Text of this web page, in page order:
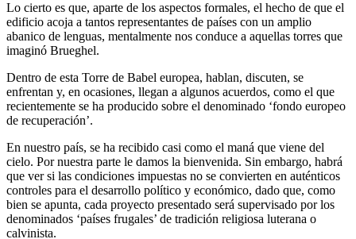
Lo cierto es que, aparte de los aspectos formales, el hecho de que el
edificio acoja a tantos representantes de países con un amplio
abanico de lenguas, mentalmente nos conduce a aquellas torres que
imaginó Brueghel.
Dentro de esta Torre de Babel europea, hablan, discuten, se
enfrentan y, en ocasiones, llegan a algunos acuerdos, como el que
recientemente se ha producido sobre el denominado ‘fondo europeo
de recuperación’.
En nuestro país, se ha recibido casi como el maná que viene del
cielo. Por nuestra parte le damos la bienvenida. Sin embargo, habrá
que ver si las condiciones impuestas no se convierten en auténticos
controles para el desarrollo político y económico, dado que, como
bien se apunta, cada proyecto presentado será supervisado por los
denominados ‘países frugales’ de tradición religiosa luterana o
calvinista.